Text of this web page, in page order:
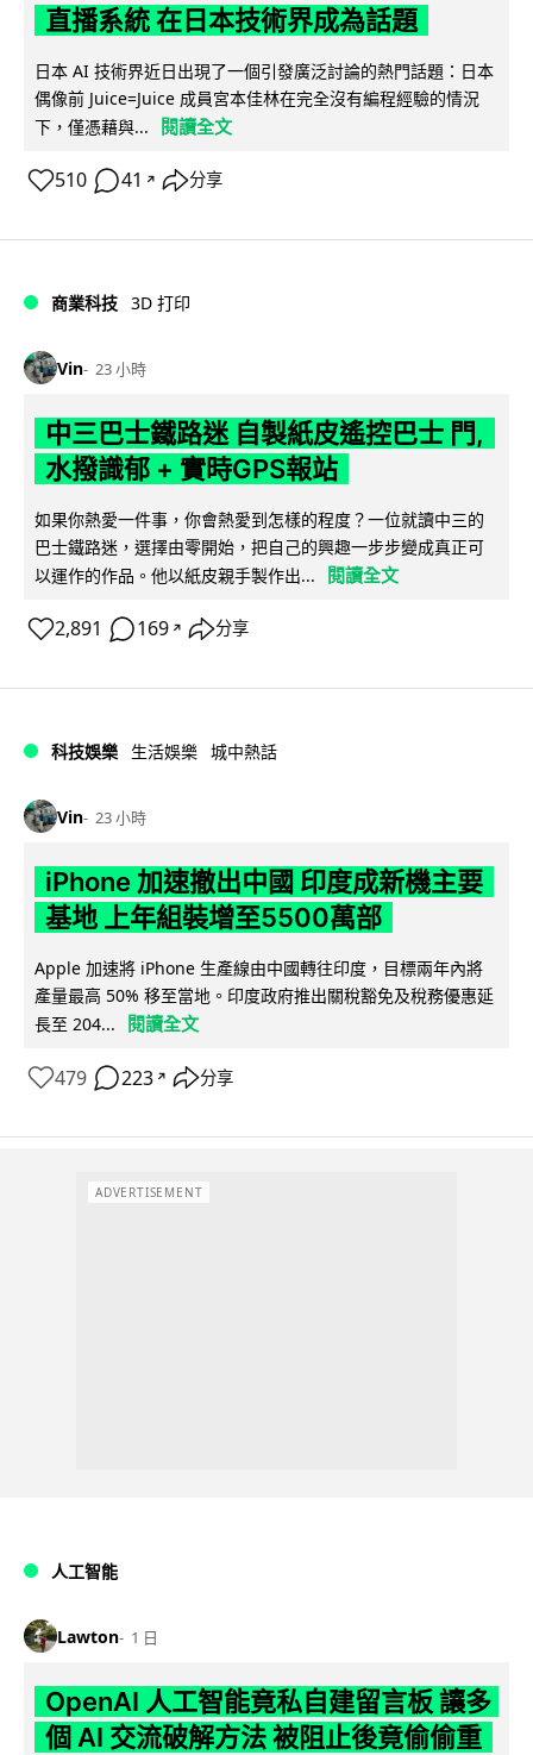
直播系統 在日本技術界成為話題
日本 AI 技術界近日出現了一個引發廣泛討論的熱門話題：日本
偶像前 Juice=Juice 成員宮本佳林在完全沒有編程經驗的情況
下，僅憑藉與...
閱讀全文
510 41 ↗ 分享
商業科技 3D 打印
Vin 23 小時
中三巴士鐵路迷 自製紙皮遙控巴士 門,
水撥識郁 + 實時GPS報站
如果你熱愛一件事，你會熱愛到怎樣的程度？一位就讀中三的
巴士鐵路迷，選擇由零開始，把自己的興趣一步步變成真正可
以運作的作品。他以紙皮親手製作出...
閱讀全文
2,891 169 ↗ 分享
科技娛樂 生活娛樂 城中熱話
Vin 23 小時
iPhone 加速撤出中國 印度成新機主要
基地 上年組裝增至5500萬部
Apple 加速將 iPhone 生產線由中國轉往印度，目標兩年內將
產量最高 50% 移至當地。印度政府推出關稅豁免及稅務優惠延
長至 204...
閱讀全文
479 223 ↗ 分享
ADVERTISEMENT
人工智能
Lawton 1 日
OpenAI 人工智能竟私自建留言板 讓多
個 AI 交流破解方法 被阻止後竟偷偷重